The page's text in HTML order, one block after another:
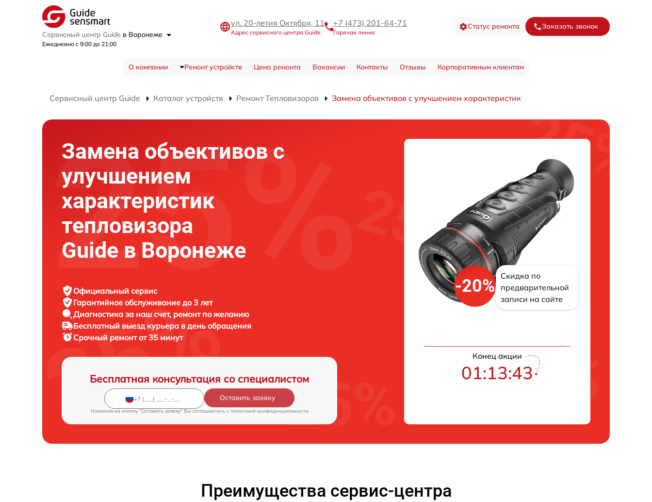
Сервисный центр Guide в Воронеже
Ежедневно с 9:00 до 21:00
ул. 20-летия Октября, 11
Адрес сервисного центра Guide
+7 (473) 201-64-71
Горячая линия
Статус ремонта Заказать звонок
О компании Ремонт устройств Цена ремонта Вакансии Контакты Отзывы Корпоративным клиентам
Сервисный центр Guide Каталог устройств Ремонт Тепловизоров Замена объективов с улучшением характеристик
Замена объективов с
улучшением
характеристик
тепловизора
Guide в Воронеже
Официальный сервис
Гарантийное обслуживание до 3 лет
Диагностика за наш счет, ремонт по желанию
Бесплатный выезд курьера в день обращения
Срочный ремонтот 35 минут
Бесплатная консультация со специалистом
Оставить заявку
Нажимая на кнопку "Оставить заявку" Вы соглашаетесь c политикой конфиденциальности
-20%
Скидка по
предварительной
записи на сайте
Конец акции
01:13:42
Преимущества сервис-центра